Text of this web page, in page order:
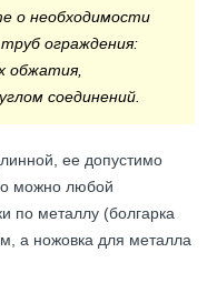
о необходимости
ограждения:
обжатия,
соединений.
ее допустимо
можно любой
по металлу (болгарка
а ножовка для металла